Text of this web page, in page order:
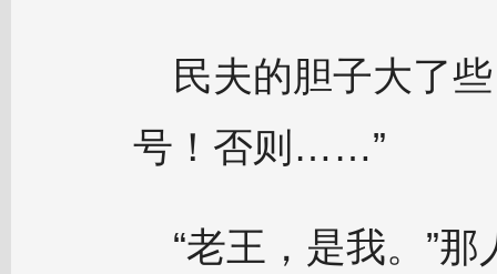
民夫的胆子大了
号！否则……”
“老王，是我。”